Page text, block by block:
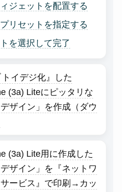
ジェットを配置する
リセットを指定する
を選択して完了
イデジ化』した
(3a) Liteにピッタリな
デザイン」を作成（ダウ
(3a) Lite用に作成した
デザイン」を『ネットワ
ービス』で印刷→カッ